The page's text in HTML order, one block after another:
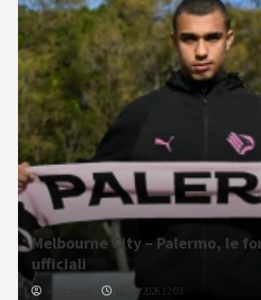
Melbourne City – Palermo, le
ufficiali
07/08/2026 12:03